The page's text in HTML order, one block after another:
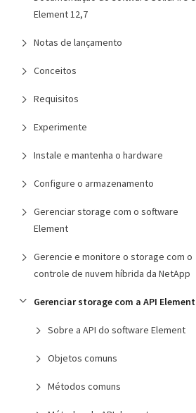
Element 12,7
Notas de lançamento
Conceitos
Requisitos
Experimente
Instale e mantenha o hardware
Configure o armazenamento
Gerenciar storage com o software
Element
Gerencie e monitore o storage com o
controle de nuvem híbrida da NetApp
Gerenciar storage com a API Element
Sobre a API do software Element
Objetos comuns
Métodos comuns